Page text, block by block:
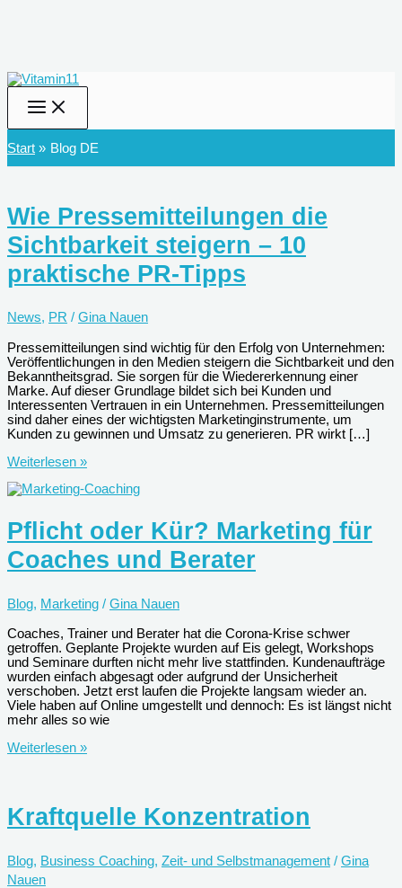
Zum
Inhalt
springen
Start Blog DE
Wie Pressemitteilungen die
Sichtbarkeit steigern – 10
praktische PR-Tipps
News, PR / Gina Nauen
Pressemitteilungen sind wichtig für den Erfolg von Unternehmen:
Veröffentlichungen in den Medien steigern die Sichtbarkeit und den
Bekanntheitsgrad. Sie sorgen für die Wiedererkennung einer
Marke. Auf dieser Grundlage bildet sich bei Kunden und
Interessenten Vertrauen in ein Unternehmen. Pressemitteilungen
sind daher eines der wichtigsten Marketinginstrumente, um
Kunden zu gewinnen und Umsatz zu generieren. PR wirkt […]
Wie
die
steigern
–
10
praktische
PR-
Weiterlesen »
Pflicht oder Kür? Marketing für
Coaches und Berater
Blog, Marketing / Gina Nauen
Coaches, Trainer und Berater hat die Corona-Krise schwer
getroffen. Geplante Projekte wurden auf Eis gelegt, Workshops
und Seminare durften nicht mehr live stattfinden. Kundenaufträge
wurden einfach abgesagt oder aufgrund der Unsicherheit
verschoben. Jetzt erst laufen die Projekte langsam wieder an.
Viele haben auf Online umgestellt und dennoch: Es ist längst nicht
mehr alles so wie
Pflicht
Coaches
und
Weiterlesen »
Kraftquelle Konzentration
Blog, Business Coaching, Zeit- und Selbstmanagement / Gina
Nauen